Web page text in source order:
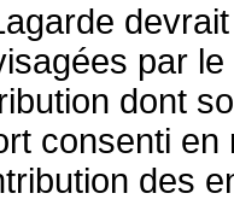
par
dont
consenti
des